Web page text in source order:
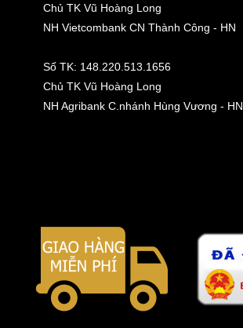
Chủ TK Vũ Hoàng Long
NH Vietcombank CN Thành Công - HN
Số TK: 148.220.513.1656
Chủ TK Vũ Hoàng Long
NH Agribank C.nhánh Hùng Vương - HN